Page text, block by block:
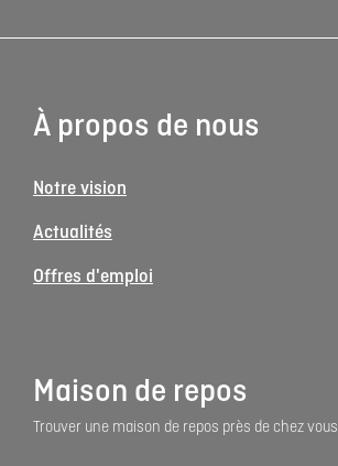
À propos de nous
Notre vision
Actualités
Offres d'emploi
Maison de repos
Trouver une maison de repos près de chez vous